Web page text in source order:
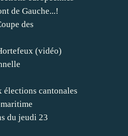
de Gauche...!
des
(vidéo)
élections cantonales
du jeudi 23